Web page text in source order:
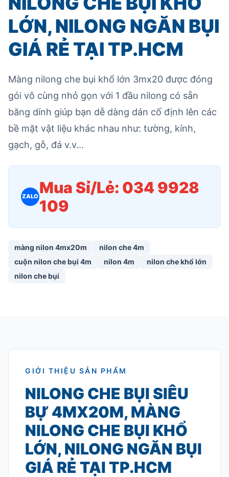
LỚN, NILONG NGĂN BỤI
GIÁ RẺ TẠI TP.HCM
Màng nilong che bụi khổ lớn 3mx20 được đóng
gói vô cùng nhỏ gọn với 1 đầu nilong có sẵn
băng dính giúp bạn dễ dàng dán cố định lên các
bề mặt vật liệu khác nhau như: tường, kính,
gạch, gỗ, đá v.v...
ZALO Mua Sỉ/Lẻ: 034 9928
109
màng nilon 4mx20m
nilon che 4m
cuộn nilon che bụi 4m
nilon 4m
nilon che khổ lớn
nilon che bụi
GIỚI THIỆU SẢN PHẨM
NILONG CHE BỤI SIÊU
BỰ 4MX20M, MÀNG
NILONG CHE BỤI KHỔ
LỚN, NILONG NGĂN BỤI
GIÁ RẺ TẠI TP.HCM